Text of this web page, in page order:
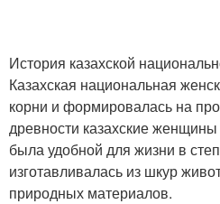
История казахской
Казахская национальная
корни и формировалась на
древности казахские
была удобной для жизни в
изготавливалась из шкур
природных материалов.